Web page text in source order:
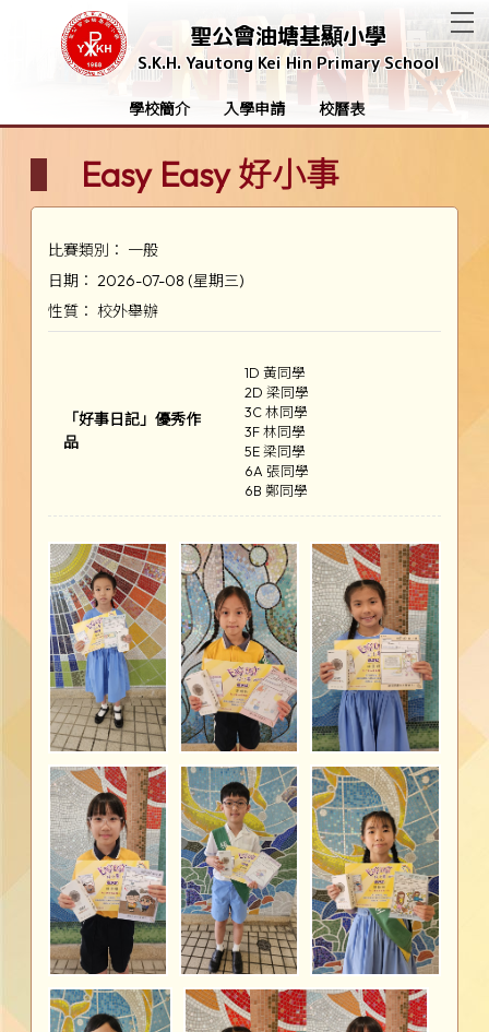
聖公會油塘基顯小學
S.K.H. Yautong Kei Hin Primary School
學校簡介 入學申請 校曆表
Easy Easy 好小事
比賽類別： 一般
日期： 2026-07-08 (星期三)
性質： 校外舉辦
「好事日記」優秀作
品
1D 黃同學
2D 梁同學
3C 林同學
3F 林同學
5E 梁同學
6A 張同學
6B 鄭同學